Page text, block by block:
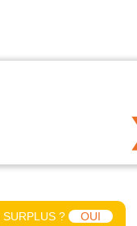
SURPLUS ? OUI